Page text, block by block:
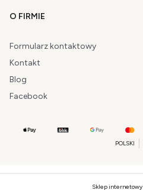
O FIRMIE
Formularz kontaktowy
Kontakt
Blog
Facebook
POLSKI
Sklep internetowy